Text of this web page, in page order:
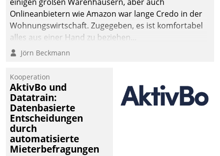
abgeben – rund um die
Uhr.
Onlineanbietern wie Amazon war lange Credo in der
Wohnungswirtschaft. Zugegeben, es ist komfortabel
alles aus einer Hand zu beziehen...
Jörn Beckmann
Kooperation
AktivBo und
Datatrain:
Datenbasierte
Entscheidungen
durch
automatisierte
Mieterbefragungen